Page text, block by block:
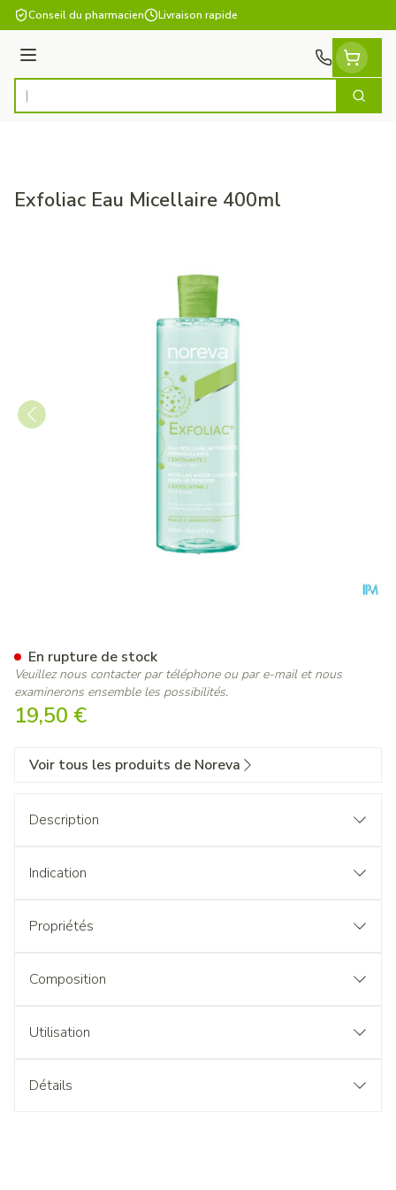
Aller au contenu
Conseil du pharmacien Livraison rapide
Menu
Rechercher
Exfoliac Eau Micellaire 400ml
19,50 €
En rupture de stock
Veuillez nous contacter par téléphone ou par e-mail et nous
examinerons ensemble les possibilités.
Voir tous les produits de Noreva
Description
Indication
Propriétés
Composition
Utilisation
Détails